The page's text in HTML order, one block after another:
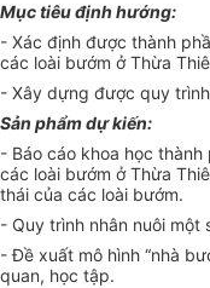
Mục tiêu định hướng:
- Xác định được thành
các loài bướm ởThừa
- Xây dựng được quy
Sản phẩm dự kiến:
- Báo cáo khoa học
các loài bướm ởThừa
thái của các loài bướm.
- Quy trình nhân nuôi một
- Đề xuất mô hình “nhà
quan, học tập.